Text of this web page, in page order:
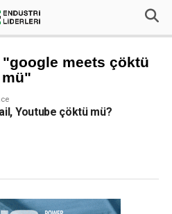
meets çöktü
mü"
Youtube çöktü mü?